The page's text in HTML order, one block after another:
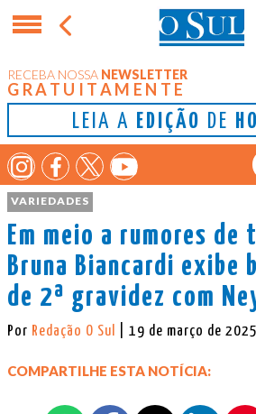
RECEBA NOSSA NEWSLETTER
GRATUITAMENTE
LEIA A EDIÇÃO DE
VARIEDADES
Em meio a rumores de
Bruna Biancardi exibe
de 2ª gravidez com
Por Redação O Sul | 19 de março de 2025
COMPARTILHE ESTA NOTÍCIA: